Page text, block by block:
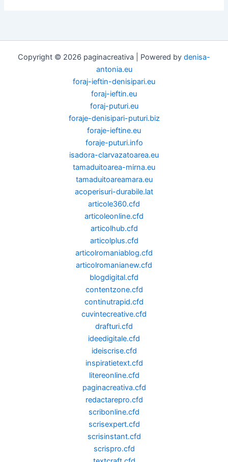
Copyright © 2026 paginacreativa | Powered by denisa-
antonia.eu
foraj-ieftin-denisipari.eu
foraj-ieftin.eu
foraj-puturi.eu
foraje-denisipari-puturi.biz
foraje-ieftine.eu
foraje-puturi.info
isadora-clarvazatoarea.eu
tamaduitoarea-mirna.eu
tamaduitoareamara.eu
acoperisuri-durabile.lat
articole360.cfd
articoleonline.cfd
articolhub.cfd
articolplus.cfd
articolromaniablog.cfd
articolromanianew.cfd
blogdigital.cfd
contentzone.cfd
continutrapid.cfd
cuvintecreative.cfd
drafturi.cfd
ideedigitale.cfd
ideiscrise.cfd
inspiratietext.cfd
litereonline.cfd
paginacreativa.cfd
redactarepro.cfd
scribonline.cfd
scrisexpert.cfd
scrisinstant.cfd
scrispro.cfd